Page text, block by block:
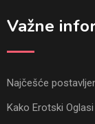
Važne
Najčešće
Kako Erotski